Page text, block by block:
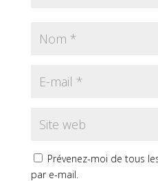
Prévenez-moi de tous
par e-mail.